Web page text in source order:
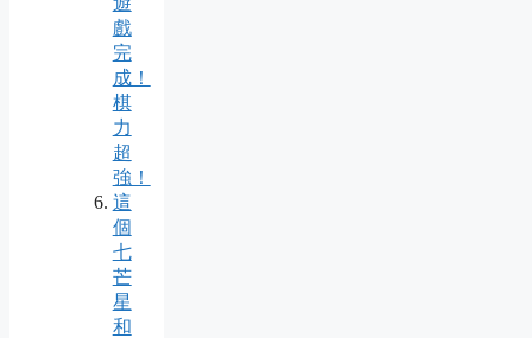
戲
完
成！
棋
力
超
強！
這
個
七
芒
星
和